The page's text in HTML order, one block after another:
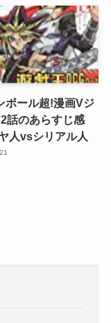
ボール超!漫画Vジ
話のあらすじ感
人vsシリアル人